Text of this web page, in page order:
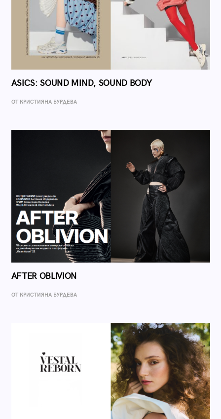
ASICS: SOUND MIND, SOUND BODY
ОТ КРИСТИЯНА БУРДЕВА
AFTER OBLIVION
ОТ КРИСТИЯНА БУРДЕВА